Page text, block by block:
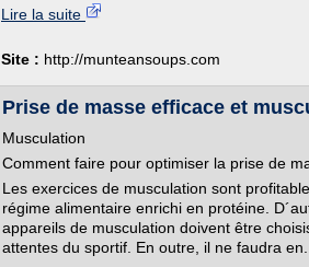
Lire la suite
Site : http://munteansoups.com
Prise de masse efficace et
Musculation
Comment faire pour optimiser la prise de
Les exercices de musculation sont
régime alimentaire enrichi en protéine.
appareils de musculation doivent être
attentes du sportif. En outre, il ne faudra en...